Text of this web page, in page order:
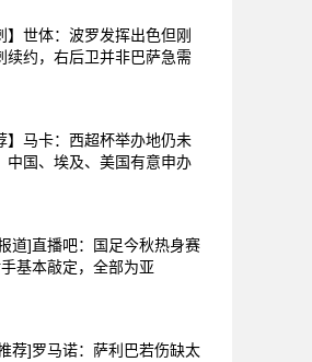
】世体：波罗发挥出色但刚
续约，右后卫并非巴萨急需
】马卡：西超杯举办地仍未
中国、埃及、美国有意申办
道]直播吧：国足今秋热身赛
基本敲定，全部为亚
荐]罗马诺：萨利巴若伤缺太